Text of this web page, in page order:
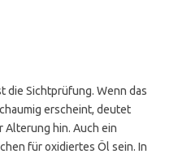
die Sichtprüfung. Wenn das
erscheint, deutet
Alterung hin. Auch ein
für oxidiertes Öl sein. In